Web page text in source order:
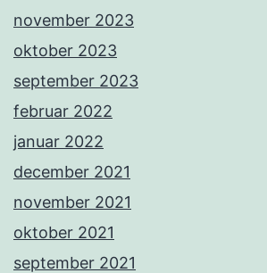
november 2023
oktober 2023
september 2023
februar 2022
januar 2022
december 2021
november 2021
oktober 2021
september 2021